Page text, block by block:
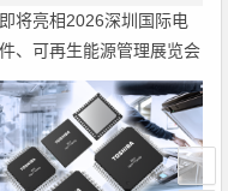
将亮相2026深圳国际电
、可再生能源管理展览会
会